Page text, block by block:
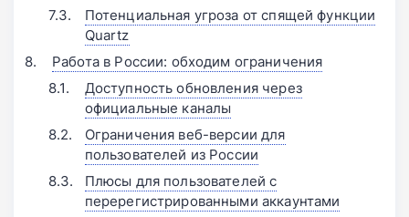
Потенциальная угроза от спящей функции
Quartz
Работа в России: обходим ограничения
Доступность обновления через
официальные каналы
Ограничения веб-версии для
пользователей из России
Плюсы для пользователей с
перерегистрированными аккаунтами